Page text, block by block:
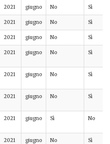
2021 giugno No Sì
2021 giugno No Sì
2021 giugno No Sì
2021 giugno No Sì
2021 giugno No Sì
2021 giugno No Sì
2021 giugno Sì No
2021 giugno No Sì